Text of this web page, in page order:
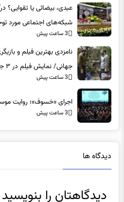
شبکه‌های اجتماعی مورد
جهانی/ نمایش فیلم در ۳ جشنواره دیگر
3 ساعت پیش
نشانی ایمیل شما منتشر نخواهد شد.